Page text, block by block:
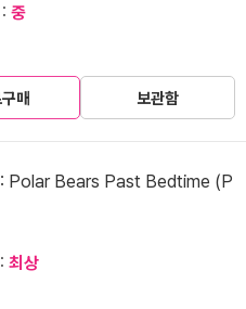
중
매 보관함
Polar Bears Past Bedtime (P
최상